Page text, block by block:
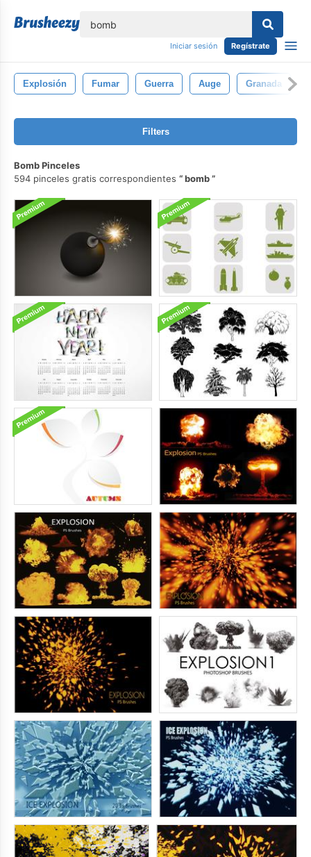
Iniciar sesión Regístrate
Explosión Fumar Guerra Auge Granada
Filters
Bomb Pinceles
594 pinceles gratis correspondientes
bomb